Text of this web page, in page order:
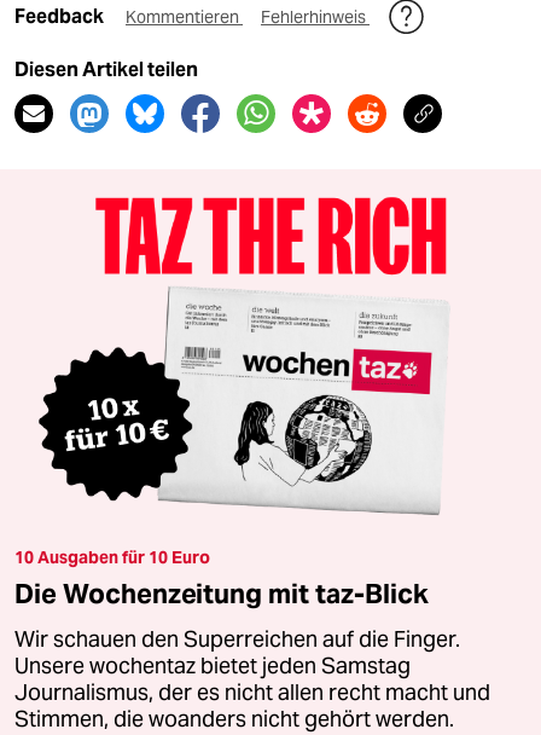
Feedback Kommentieren Fehlerhinweis
Diesen Artikel teilen
10 Ausgaben für 10 Euro
Die Wochenzeitung mit taz-Blick
Wir schauen den Superreichen auf die Finger.
Unsere wochentaz bietet jeden Samstag
Journalismus, der es nicht allen recht macht und
Stimmen, die woanders nicht gehört werden.